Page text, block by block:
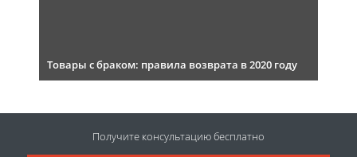
Товары с браком: правила возврата в 2020 году
Получите консультациюбесплатно